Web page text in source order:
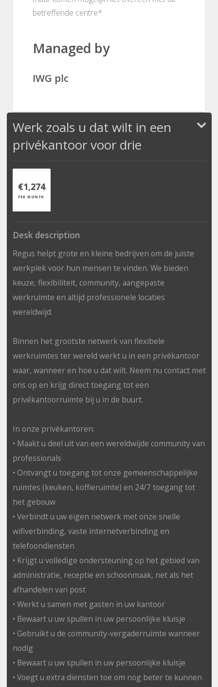
betreffende centre*
Managed by
IWG plc
Werk zoals u dat wilt in een
privékantoor voor drie
€1,274
PER MONTH
Desk description
Regus helpt grote en kleine bedrijven om de juiste
werkplek voor hun mensen te vinden. We bieden
keuze, flexibiliteit, community, aangepaste
werkruimte en altijd professionele locaties
wereldwijd.
Binnen het grootste netwerk van flexibele
werkruimtes ter wereld werkt u in een privékantoor
waar, wanneer en hoe u dat wilt. Neem nu contact met
ons op en krijg direct toegang tot een
privékantoorruimte bij u in de buurt.
In onze privékantoren:
• Maakt u deel uit van een wereldwijde community van
professionals
• Ontvangt u toegang tot onze gemeenschappelijke
ruimtes (keuken, koffieruimte) en 24/7 toegang tot
het gebouw
• Verbindt u uw eigen netwerk met onze snelle
wifiverbinding, vaste internetverbinding en
telefoondiensten
• Krijgt u volledige ondersteuning op het gebied van
administratie, receptie en schoonmaak, net als het
afhandelen van post
• Werkt u samen met gasten in uw kantoor
• Bewaart u uw spullen in uw persoonlijke kluisje
• Gebruikt u de community-vergaderruimte wanneer
nodig
• Bewaart u uw spullen in uw persoonlijke kluisje
• Voegt u extra diensten toe om nog beter te kunnen